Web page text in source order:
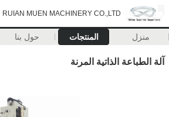
RUIAN MUEN MACHINERY CO.,LTD
منزل المنتجات حول بنا
آلة الطباعة الذاتية المرنة